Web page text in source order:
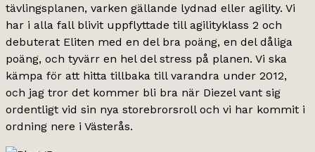
tävlingsplanen, varken gällande lydnad eller agility. Vi
har i alla fall blivit uppflyttade till agilityklass 2 och
debuterat Eliten med en del bra poäng, en del dåliga
poäng, och tyvärr en hel del stress på planen. Vi ska
kämpa för att hitta tillbaka till varandra under 2012,
och jag tror det kommer bli bra när Diezel vant sig
ordentligt vid sin nya storebrorsroll och vi har kommit i
ordning nere i Västerås.